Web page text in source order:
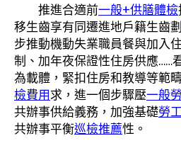
推進合適前一般+供膳體檢
移生齒享有同遷進地戶籍生齒
步推動機動失業職員餐與加入
制、加年夜保證性住房供應……
為載體，緊扣住房和教導等範
檢費用求，進一個步驟壓一般
共辦事供給義務，加強基礎勞
共辦事平衡巡檢推薦性。